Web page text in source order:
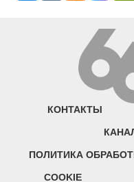
КОНТАКТЫ
ПОЛИТИКА
COOKIE